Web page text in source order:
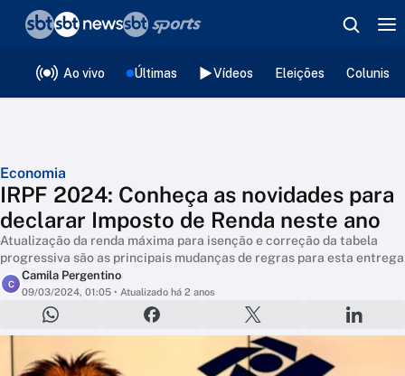
Ao vivo Últimas Vídeos Eleições
Economia
IRPF 2024: Conheça as novidades para
declarar Imposto de Renda neste ano
Atualização da renda máxima para isenção e correção da tabela
progressiva são as principais mudanças de regras para esta entrega
C
Camila Pergentino
09/03/2024, 01:05 • Atualizado há 2 anos
❮voltar
Editorias